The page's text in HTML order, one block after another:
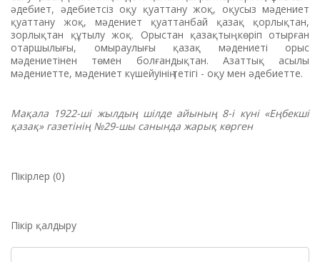
әдебиет, әдебиетсіз оқу қуаттану жоқ, оқусыз мәдениет
қуаттану жоқ, мәдениет қуаттанбай қазақ қорлықтан,
зорлықтан құтылу жоқ. Орыстан қазақтың көріп отырған
отаршылығы, омыраулығы қазақ мәдениеті орыс
мәдениетінен төмен болғандықтан. Азаттық асылы
мәдениетте, мәдениет күшейуінің тетігі - оқу мен әдебиетте.
Мақала 1922-ші жылдың шілде айының 8-і күні «Еңбекші
қазақ» газетінің №29-шы санында жарық көрген
Пікірлер (0)
Пікір қалдыру